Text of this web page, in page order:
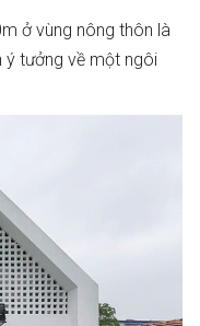
ở vùng nông thôn là
ý tưởng về một ngôi